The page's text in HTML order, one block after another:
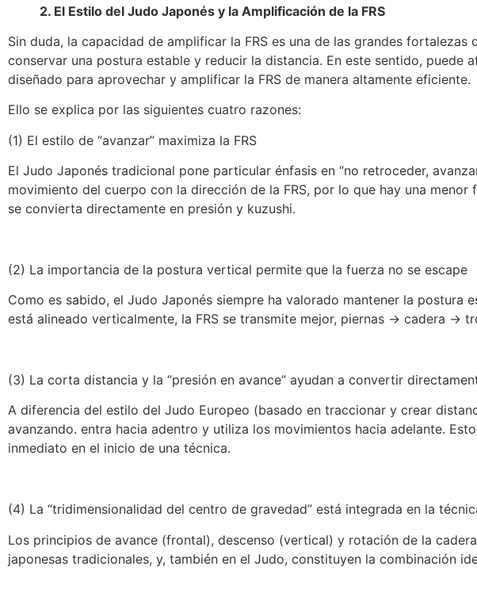
2. El Estilo del Judo Japonés y la Amplificación de la FRS
Sin duda, la capacidad de amplificar la FRS es una de las grandes
conservar una postura estable y reducir la distancia. En este sentido, puede
diseñado para aprovechar y amplificar la FRS de manera altamente eficiente.
Ello se explica por las siguientes cuatro razones:
(1) El estilo de “avanzar” maximiza la FRS
El Judo Japonés tradicional pone particular énfasis en “no retroceder,
movimiento del cuerpo con la dirección de la FRS, por lo que hay una
se convierta directamente en presión y kuzushi.
(2) La importancia de la postura vertical permite que la fuerza no se escape
Como es sabido, el Judo Japonés siempre ha valorado mantener la postura
está alineado verticalmente, la FRS se transmite mejor, piernas → cadera →
(3) La corta distancia y la “presión en avance” ayudan a convertir
A diferencia del estilo del Judo Europeo (basado en traccionar y crear
avanzando. entra hacia adentro y utiliza los movimientos hacia adelante.
inmediato en el inicio de una técnica.
(4) La “tridimensionalidad del centro de gravedad” está integrada en la
Los principios de avance (frontal), descenso (vertical) y rotación de la
japonesas tradicionales, y, también en el Judo, constituyen la combinación